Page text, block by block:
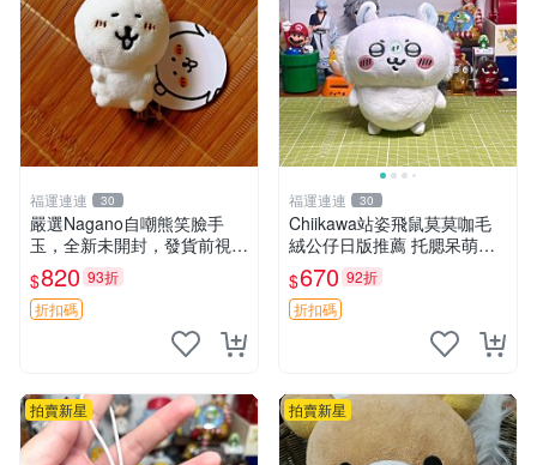
福運連連 30
嚴選Nagano自嘲熊笑臉手
玉，全新未開封，發貨前視頻
確認，海南 廣西 貴州 嚴選N
agano自嘲熊笑臉手玉，全新
未開封，發貨前視頻確認，四
$820 93折
折扣碼
福運連連 30
Chiikawa站姿飛鼠莫莫咖毛
絨公仔日版推薦 托腮呆萌可
愛 15cm豆袋底部 當代嚴選
毛絨玩具 公仔 莫莫卡 像人
$670 92折
折扣碼
拍賣新星 拍賣新星